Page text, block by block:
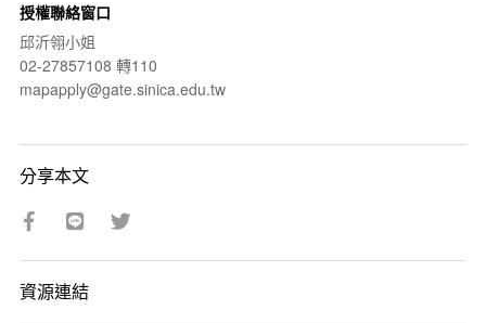
授權聯絡窗口
邱沂翎小姐
02-27857108 轉110
mapapply@gate.sinica.edu.tw
分享本文
資源連結